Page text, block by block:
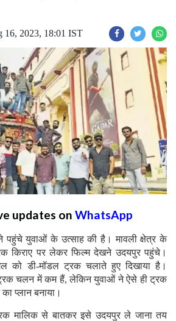
16, 2023, 18:01 IST
updates on WhatsApp
पहुंचे युवाओं के उत्साह की है। मावली क्षेत्र के
किराए पर लेकर फिल्म देखने उदयपुर पहुंचे।
को डी-मॉडल ट्रक चलाते हुए दिखाया है।
चलन में कम हैं, लेकिन युवाओं ने ऐसे ही ट्रक
प्लान बनाया।
मालिक से बातकर इसे उदयपुर ले जाना तय